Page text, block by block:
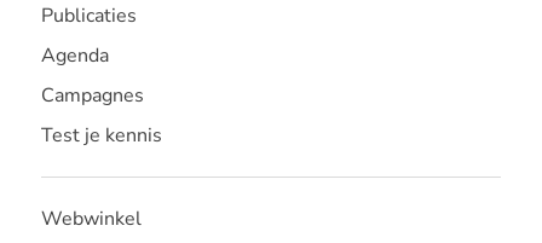
Publicaties
Agenda
Campagnes
Test je kennis
Webwinkel